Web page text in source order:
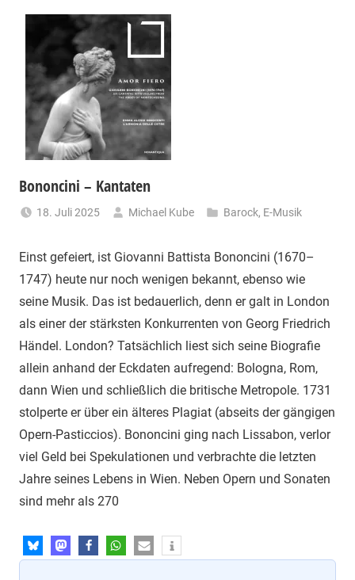
Bononcini – Kantaten
18. Juli 2025 Michael Kube Barock, E-Musik
Einst gefeiert, ist Giovanni Battista Bononcini (1670–
1747) heute nur noch wenigen bekannt, ebenso wie
seine Musik. Das ist bedauerlich, denn er galt in London
als einer der stärksten Konkurrenten von Georg Friedrich
Händel. London? Tatsächlich liest sich seine Biografie
allein anhand der Eckdaten aufregend: Bologna, Rom,
dann Wien und schließlich die britische Metropole. 1731
stolperte er über ein älteres Plagiat (abseits der gängigen
Opern-Pasticcios). Bononcini ging nach Lissabon, verlor
viel Geld bei Spekulationen und verbrachte die letzten
Jahre seines Lebens in Wien. Neben Opern und Sonaten
sind mehr als 270